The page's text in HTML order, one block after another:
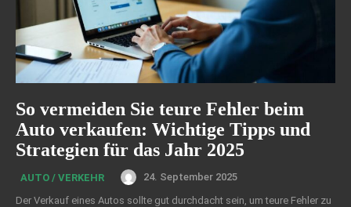
So vermeiden Sie teure Fehler beim
Auto verkaufen: Wichtige Tipps und
Strategien für das Jahr 2025
AUTO / VERKEHR
24. September 2025
Der Verkauf eines Autos sollte gut durchdacht sein, um teure Fehler zu